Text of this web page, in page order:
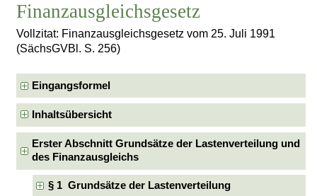
Finanzausgleichsgesetz
Vollzitat: Finanzausgleichsgesetz vom 25. Juli 1991
(SächsGVBl. S. 256)
Eingangsformel
Inhaltsübersicht
Erster Abschnitt Grundsätze der Lastenverteilung und
des Finanzausgleichs
§ 1 Grundsätze der Lastenverteilung